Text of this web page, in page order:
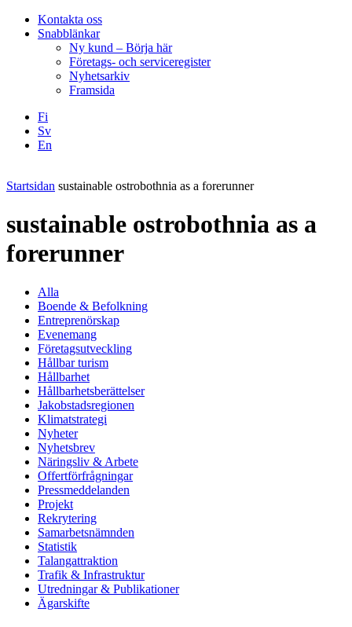
Kontakta oss
Snabblänkar
Ny kund – Börja här
Företags- och serviceregister
Nyhetsarkiv
Framsida
Fi
Sv
En
Startsidan sustainable ostrobothnia as a forerunner
sustainable ostrobothnia as a
forerunner
Alla
Boende & Befolkning
Entreprenörskap
Evenemang
Företagsutveckling
Hållbar turism
Hållbarhet
Hållbarhetsberättelser
Jakobstadsregionen
Klimatstrategi
Nyheter
Nyhetsbrev
Näringsliv & Arbete
Offertförfrågningar
Pressmeddelanden
Projekt
Rekrytering
Samarbetsnämnden
Statistik
Talangattraktion
Trafik & Infrastruktur
Utredningar & Publikationer
Ägarskifte